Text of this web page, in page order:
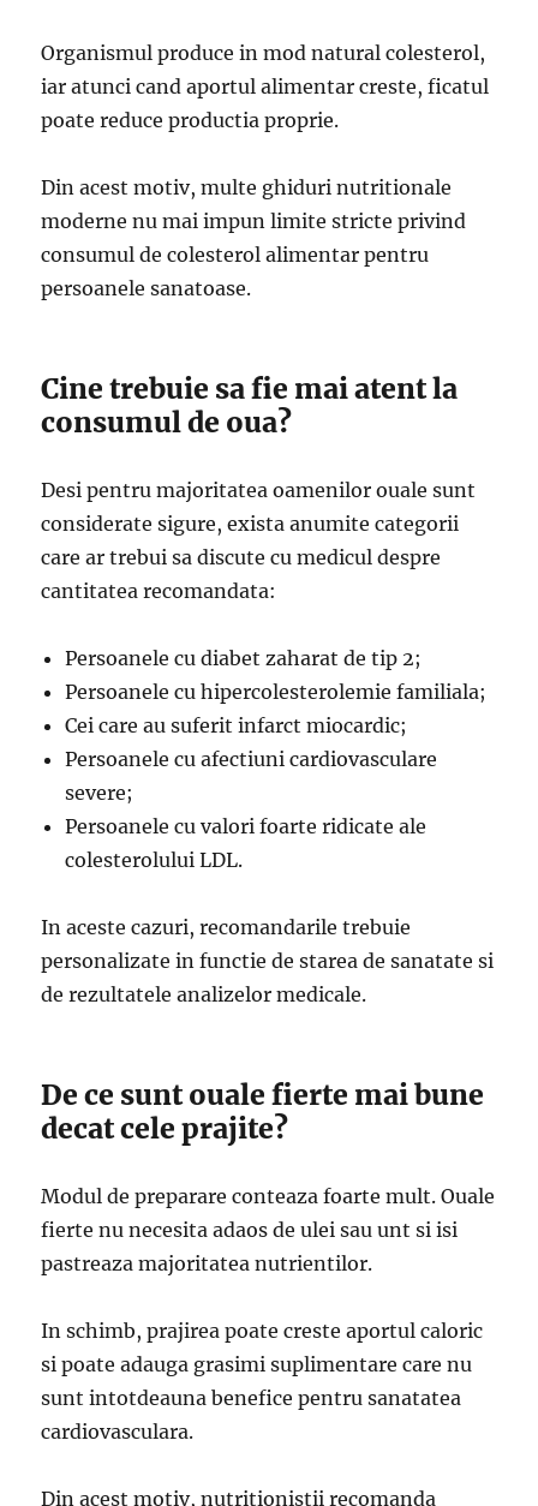
Organismul produce in mod natural colesterol,
iar atunci cand aportul alimentar creste, ficatul
poate reduce productia proprie.
Din acest motiv, multe ghiduri nutritionale
moderne nu mai impun limite stricte privind
consumul de colesterol alimentar pentru
persoanele sanatoase.
Cine trebuie sa fie mai atent la
consumul de oua?
Desi pentru majoritatea oamenilor ouale sunt
considerate sigure, exista anumite categorii
care ar trebui sa discute cu medicul despre
cantitatea recomandata:
Persoanele cu diabet zaharat de tip 2;
Persoanele cu hipercolesterolemie familiala;
Cei care au suferit infarct miocardic;
Persoanele cu afectiuni cardiovasculare
severe;
Persoanele cu valori foarte ridicate ale
colesterolului LDL.
In aceste cazuri, recomandarile trebuie
personalizate in functie de starea de sanatate si
de rezultatele analizelor medicale.
De ce sunt ouale fierte mai bune
decat cele prajite?
Modul de preparare conteaza foarte mult. Ouale
fierte nu necesita adaos de ulei sau unt si isi
pastreaza majoritatea nutrientilor.
In schimb, prajirea poate creste aportul caloric
si poate adauga grasimi suplimentare care nu
sunt intotdeauna benefice pentru sanatatea
cardiovasculara.
Din acest motiv, nutritionistii recomanda